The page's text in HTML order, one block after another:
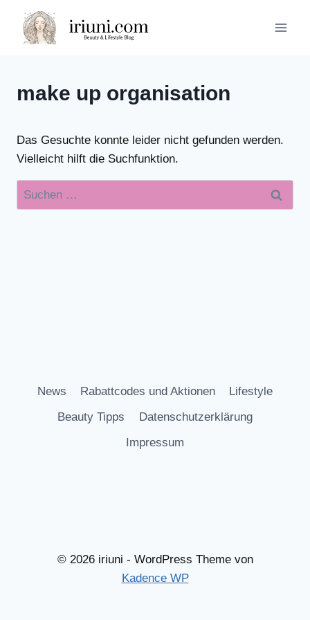
Inhalt
springen
make up organisation
Das Gesuchte konnte leider nicht gefunden werden.
Vielleicht hilft die Suchfunktion.
Suchen
nach:
News Rabattcodes und Aktionen
Lifestyle
Beauty Tipps
Datenschutzerklärung
Impressum
© 2026 iriuni - WordPress Theme von
Kadence WP